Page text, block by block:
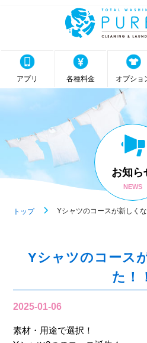
アプリ 各種料金 オプショ
お知ら
NEWS
トップ Yシャツのコースが新しく
Yシャツのコース
た！！
2025-01-06
素材・用途で選択！